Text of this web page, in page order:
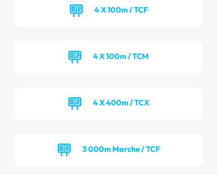
4 X 100m / TCF
4 X 100m / TCM
4 X 400m / TCX
3 000m Marche / TCF